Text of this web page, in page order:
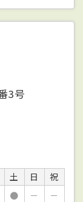
3号
土 日
祝
● －
－